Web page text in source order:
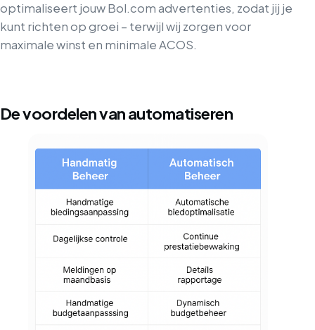
optimaliseert jouw Bol.com advertenties, zodat jij je
kunt richten op groei – terwijl wij zorgen voor
maximale winst en minimale ACOS.
De voordelen van automatiseren